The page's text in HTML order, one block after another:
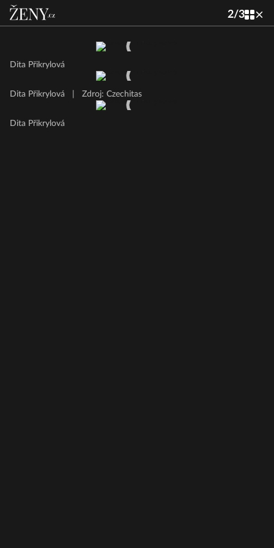
2/3
Dita Přikrylová
Dita Přikrylová Zdroj: Czechitas
Dita Přikrylová